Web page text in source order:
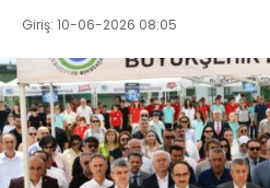
Giriş: 10-06-2026 08:05